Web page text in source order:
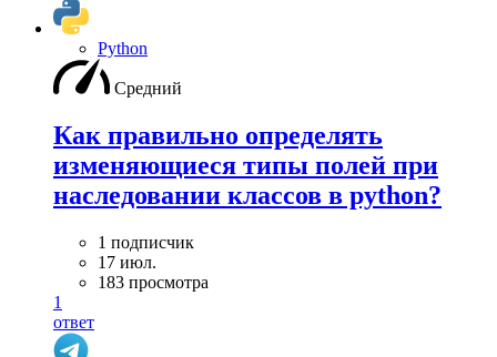
Python
Средний
Как правильно определять
изменяющиеся типы полей при
наследовании классов в python?
1 подписчик
17 июл.
183 просмотра
1
ответ